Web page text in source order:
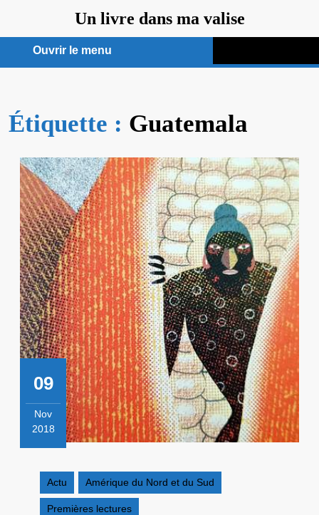
contenu
Un livre dans ma valise
Ouvrir le menu
menu
Étiquette : Guatemala
09
Nov
2018
2018
Actu
Amérique du Nord et du Sud
Premières lectures